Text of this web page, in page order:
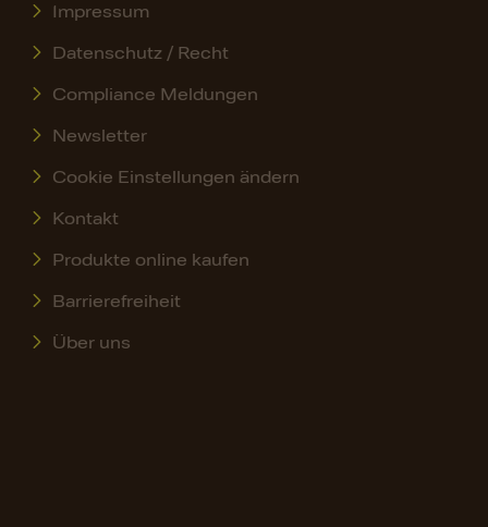
Impressum
Datenschutz / Recht
Compliance Meldungen
Newsletter
Cookie Einstellungen ändern
Kontakt
Produkte online kaufen
Barrierefreiheit
Über uns